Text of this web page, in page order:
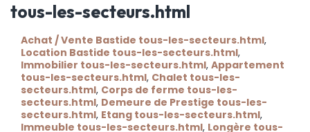
Nos agences
Contact
tous-les-secteurs.html
Achat / Vente Bastide tous-les-secteurs.html,
Location Bastide tous-les-secteurs.html,
Immobilier tous-les-secteurs.html, Appartement
tous-les-secteurs.html, Chalet tous-les-
secteurs.html, Corps de ferme tous-les-
secteurs.html, Demeure de Prestige tous-les-
secteurs.html, Etang tous-les-secteurs.html,
Immeuble tous-les-secteurs.html, Longère tous-